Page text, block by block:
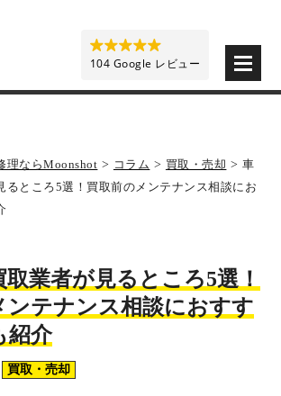
理ならMoonshot > コラム > 買取・売却 > 車
るところ5選！買取前のメンテナンス相談にお
業者が見るところ5選！
ンテナンス相談におすす
紹介
買取・売却
104 Google レビュー